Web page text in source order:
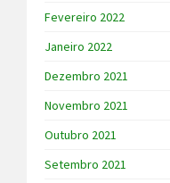
Fevereiro 2022
Janeiro 2022
Dezembro 2021
Novembro 2021
Outubro 2021
Setembro 2021